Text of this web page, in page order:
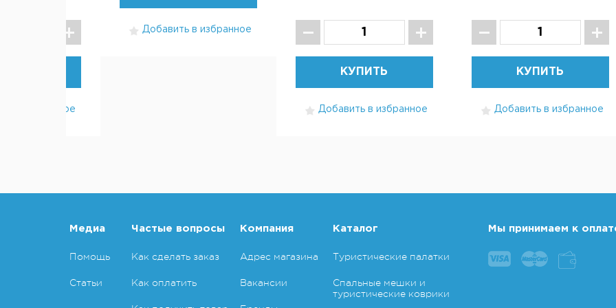
в избранное
Добавить в избранное
КУПИТЬ
Добавить в избранное
КУПИТЬ
Добавить в избранное
Медиа
Помощь
Статьи
Частые вопросы
Как сделать заказ
Как оплатить
Компания
Адрес магазина
Вакансии
Каталог
Туристические палатки
Спальные мешки и
туристические коврики
Мы принимаем к